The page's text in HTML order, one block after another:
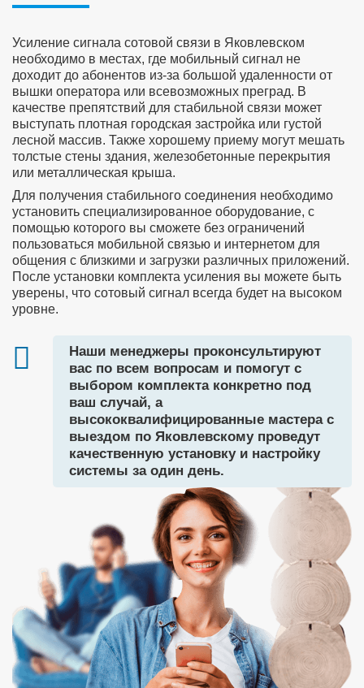
Усиление сигнала сотовой связи в Яковлевском
необходимо в местах, где мобильный сигнал не
доходит до абонентов из-за большой удаленности от
вышки оператора или всевозможных преград. В
качестве препятствий для стабильной связи может
выступать плотная городская застройка или густой
лесной массив. Также хорошему приему могут мешать
толстые стены здания, железобетонные перекрытия
или металлическая крыша.
Для получения стабильного соединения необходимо
установить специализированное оборудование, с
помощью которого вы сможете без ограничений
пользоваться мобильной связью и интернетом для
общения с близкими и загрузки различных приложений.
После установки комплекта усиления вы можете быть
уверены, что сотовый сигнал всегда будет на высоком
уровне.
Наши менеджеры проконсультируют
вас по всем вопросам и помогут с
выбором комплекта конкретно под
ваш случай, а
высококвалифицированные мастера с
выездом по Яковлевскому проведут
качественную установку и настройку
системы за один день.